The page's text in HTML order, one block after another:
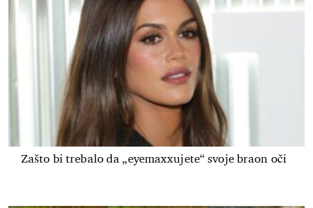
Zašto bi trebalo da „eyemaxxujete“ svoje braon oči